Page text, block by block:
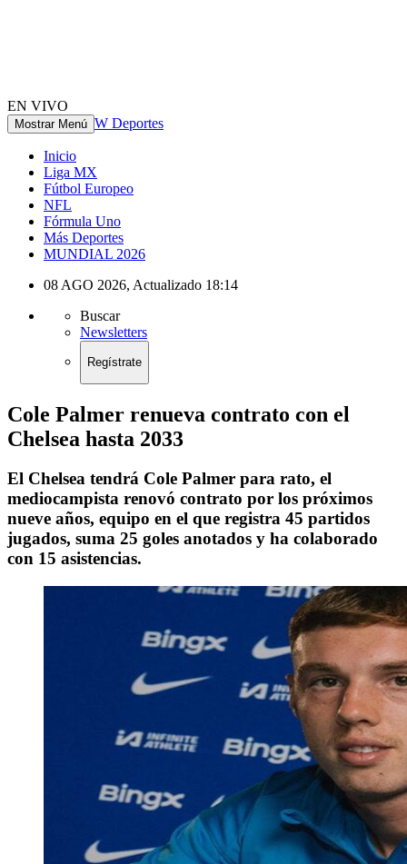
EN VIVO
Mostrar Menú W Deportes
Inicio
Liga MX
Fútbol Europeo
NFL
Fórmula Uno
Más Deportes
MUNDIAL 2026
08 AGO 2026, Actualizado 18:14
Buscar
Newsletters
Regístrate
Cole Palmer renueva contrato con el
Chelsea hasta 2033
El Chelsea tendrá Cole Palmer para rato, el
mediocampista renovó contrato por los próximos
nueve años, equipo en el que registra 45 partidos
jugados, suma 25 goles anotados y ha colaborado
con 15 asistencias.